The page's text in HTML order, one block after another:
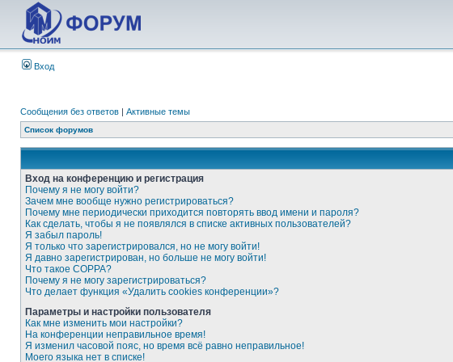
Вход
Сообщения без ответов | Активные темы
Список форумов
Вход на конференцию и регистрация
Почему я не могу войти?
Зачем мне вообще нужно регистрироваться?
Почему мне периодически приходится повторять ввод имени и пароля?
Как сделать, чтобы я не появлялся в списке активных пользователей?
Я забыл пароль!
Я только что зарегистрировался, но не могу войти!
Я давно зарегистрирован, но больше не могу войти!
Что такое COPPA?
Почему я не могу зарегистрироваться?
Что делает функция «Удалить cookies конференции»?
Параметры и настройки пользователя
Как мне изменить мои настройки?
На конференции неправильное время!
Я изменил часовой пояс, но время всё равно неправильное!
Моего языка нет в списке!